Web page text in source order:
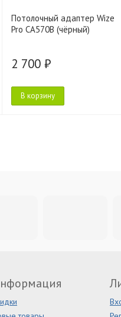
Потолочный адаптер Wize
Pro CA570B (чёрный)
2 700 ₽
В корзину